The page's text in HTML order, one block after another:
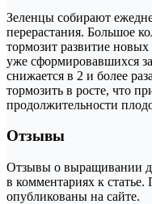
Зеленцы собирают
перерастания. Большое
тормозит развитие
уже сформировавшихся
снижается в 2 и более
тормозить в росте, что
продолжительности
Отзывы
Отзывы о выращивании
в комментариях к
опубликованы на сайте.